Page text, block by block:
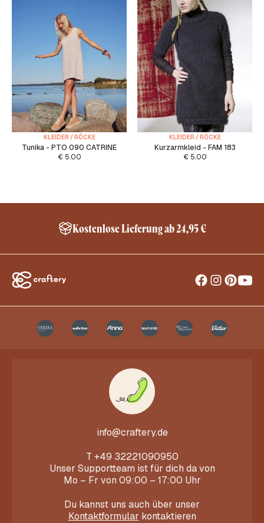
KLEIDER / RÖCKE
Tunika - PTO 090 CATRINE
€5.00
KLEIDER / RÖCKE
Kurzarmkleid - FAM 183
€5.00
Kostenlose Lieferung ab 24,95 €
info@craftery.de
T +49 32221090950
Unser Supportteam ist für dich da von
Mo – Fr von 09:00 – 17:00 Uhr
Du kannst uns auch über unser
Kontaktformular kontaktieren